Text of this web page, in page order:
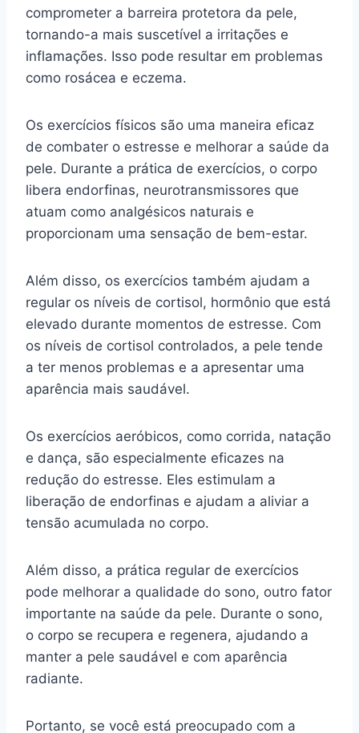
comprometer a barreira protetora da pele,
tornando-a mais suscetível a irritações e
inflamações. Isso pode resultar em problemas
como rosácea e eczema.
Os exercícios físicos são uma maneira eficaz
de combater o estresse e melhorar a saúde da
pele. Durante a prática de exercícios, o corpo
libera endorfinas, neurotransmissores que
atuam como analgésicos naturais e
proporcionam uma sensação de bem-estar.
Além disso, os exercícios também ajudam a
regular os níveis de cortisol, hormônio que está
elevado durante momentos de estresse. Com
os níveis de cortisol controlados, a pele tende
a ter menos problemas e a apresentar uma
aparência mais saudável.
Os exercícios aeróbicos, como corrida, natação
e dança, são especialmente eficazes na
redução do estresse. Eles estimulam a
liberação de endorfinas e ajudam a aliviar a
tensão acumulada no corpo.
Além disso, a prática regular de exercícios
pode melhorar a qualidade do sono, outro fator
importante na saúde da pele. Durante o sono,
o corpo se recupera e regenera, ajudando a
manter a pele saudável e com aparência
radiante.
Portanto, se você está preocupado com a